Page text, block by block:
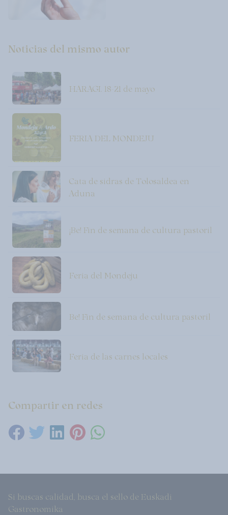
Noticias del mismo autor
HARAGI. 18-21 de mayo
FERIA DEL MONDEJU
Cata de sidras de Tolosaldea en
Aduna
¡Be! Fin de semana de cultura pastoril
Feria del Mondeju
Be! Fin de semana de cultura pastoril
Feria de las carnes locales
Compartir en redes
Si buscas calidad, busca el sello de Euskadi
Gastronomika